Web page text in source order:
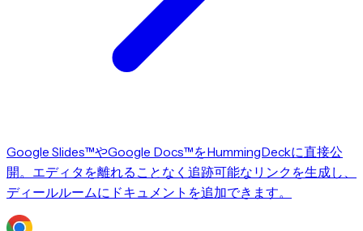
Google Slides™やGoogle Docs™をHummingDeckに直接公
開。エディタを離れることなく追跡可能なリンクを生成し、
ディールルームにドキュメントを追加できます。